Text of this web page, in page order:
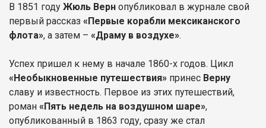
В 1851 году Жюль Верн опубликовал в журнале свой
первый рассказ «Первые корабли мексиканского
флота», а затем – «Драму в воздухе».
Успех пришел к нему в начале 1860-х годов. Цикл
«Необыкновенные путешествия» принес Верну
славу и известность. Первое из этих путешествий,
роман «Пять недель на воздушном шаре»,
опубликованный в 1863 году, сразу же стал